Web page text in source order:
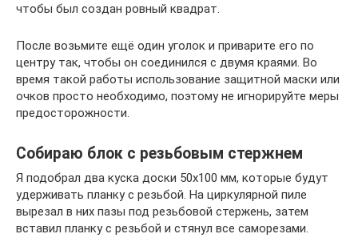
чтобы был создан ровный квадрат.
После возьмите ещё один уголок и приварите его по
центру так, чтобы он соединился с двумя краями. Во
время такой работы использование защитной маски или
очков просто необходимо, поэтому не игнорируйте меры
предосторожности.
Собираю блок с резьбовым стержнем
Я подобрал два куска доски 50х100 мм, которые будут
удерживать планку с резьбой. На циркулярной пиле
вырезал в них пазы под резьбовой стержень, затем
вставил планку с резьбой и стянул все саморезами.